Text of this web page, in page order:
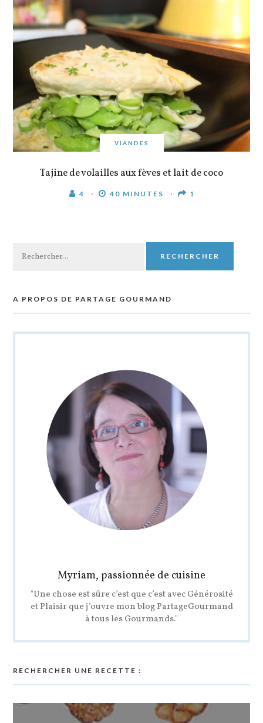
VIANDES
Tajine de volailles aux fèves et lait de coco
4 40 MINUTES 1
A PROPOS DE PARTAGE GOURMAND
Myriam, passionnée de cuisine
"Une chose est sûre c’est que c’est avec Générosité
et Plaisir que j’ouvre mon blog PartageGourmand
à tous les Gourmands."
RECHERCHER UNE RECETTE :